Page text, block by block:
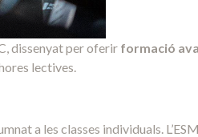
dissenyat per oferir formació
lectives.
a les classes individuals.